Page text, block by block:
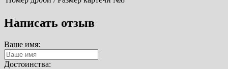
Написать отзыв
Ваше имя:
Достоинства: